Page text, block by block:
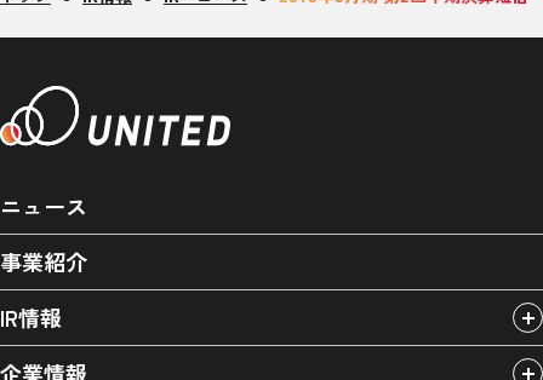
ニュース
事業紹介
IR情報
企業情報